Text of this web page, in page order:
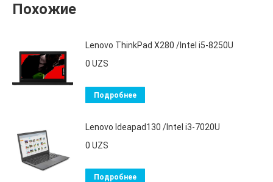
Похожие
Lenovo ThinkPad X280 /Intel i5-8250U
0 UZS
Подробнее
Lenovo Ideapad130 /Intel i3-7020U
0 UZS
Подробнее